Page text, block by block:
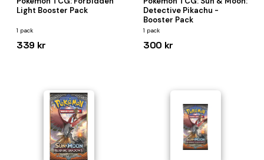
Light Booster Pack
1 pack
339 kr
Detective Pikachu -
Booster Pack
1 pack
300 kr